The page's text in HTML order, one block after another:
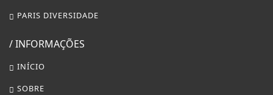
PARIS DIVERSIDADE
/ INFORMAÇÕES
INÍCIO
SOBRE